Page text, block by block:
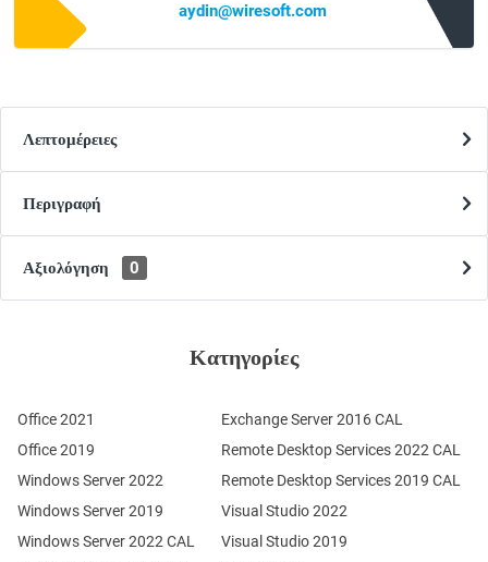
aydin@wiresoft.com
Λεπτομέρειες
Περιγραφή
Αξιολόγηση 0
Κατηγορίες
Office 2021
Office 2019
Windows Server 2022
Windows Server 2019
Windows Server 2022 CAL
Remote Desktop Services 2022 CAL
Remote Desktop Services 2019 CAL
Exchange Server 2016 CAL
Visual Studio 2022
Visual Studio 2019